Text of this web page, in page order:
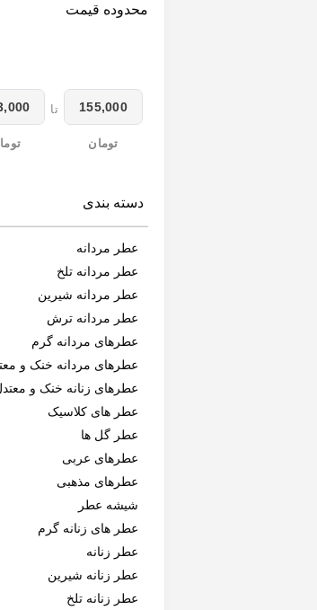
عطر مردانه
عطر مردانه تلخ
عطر مردانه شیرین
عطر مردانه ترش
عطرهای مردانه گرم
عطرهای مردانه خنک و
عطرهای زنانه خنک و
عطر های کلاسیک
عطر گل ها
عطرهای عربی
عطرهای مذهبی
شیشه عطر
عطر های زنانه گرم
عطر زنانه
عطر زنانه شیرین
عطر زنانه تلخ